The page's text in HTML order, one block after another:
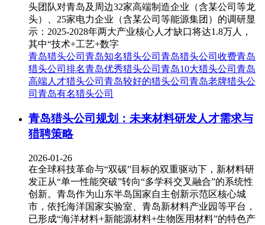
头团队对青岛及周边32家高端制造企业（含某公司等龙
头）、25家电力企业（含某公司等能源集团）的调研显
示：2025-2028年两大产业核心人才缺口将达1.8万人，
其中“技术+工艺+数字
青岛猎头公司 青岛知名猎头公司 青岛猎头公司收费青岛
猎头公司排名青岛优秀猎头公司 青岛10大猎头公司 青岛
高端人才猎头公司 青岛较好的猎头公司 青岛老牌猎头公
司 青岛有名猎头公司
青岛猎头公司规划：未来材料研发人才需求与
猎聘策略
2026-01-26
在全球科技革命与“双碳”目标的双重驱动下，新材料研
发正从“单一性能突破”转向“多学科交叉融合”的系统性
创新。青岛作为山东半岛国家自主创新示范区核心城
市，依托海洋国家实验室、青岛新材料产业园等平台，
已形成“海洋材料+新能源材料+生物医用材料”的特色产